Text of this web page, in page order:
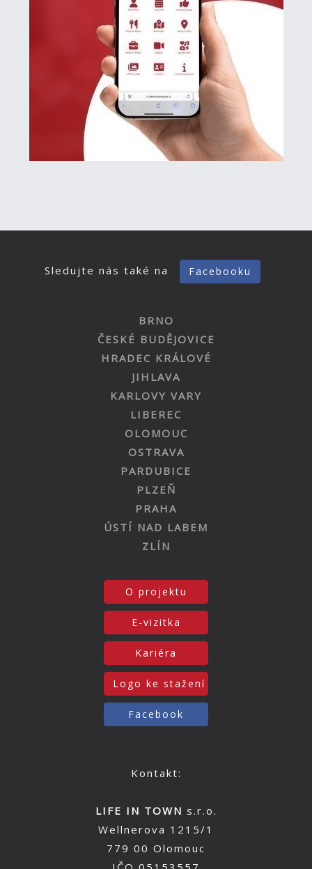
Sledujte nás také na Facebooku
BRNO
ČESKÉ BUDĚJOVICE
HRADEC KRÁLOVÉ
JIHLAVA
KARLOVY VARY
LIBEREC
OLOMOUC
OSTRAVA
PARDUBICE
PLZEŇ
PRAHA
ÚSTÍ NAD LABEM
ZLÍN
O projektu
E-vizitka
Kariéra
Logo ke stažení
Facebook
Kontakt:
LIFE IN TOWN s.r.o.
Wellnerova 1215/1
779 00 Olomouc